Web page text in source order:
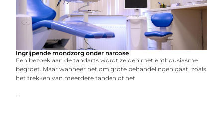
Ingrijpende mondzorg onder narcose
Een bezoek aan de tandarts wordt zelden met enthousiasme
begroet. Maar wanneer het om grote behandelingen gaat, zoals
het trekken van meerdere tanden of het
...